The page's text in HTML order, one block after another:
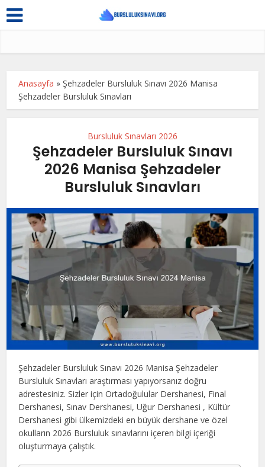
Anasayfa »Şehzadeler Bursluluk Sınavı 2026 Manisa
Şehzadeler Bursluluk Sınavları
Bursluluk Sınavları 2026
Şehzadeler Bursluluk Sınavı
2026 Manisa Şehzadeler
Bursluluk Sınavları
Şehzadeler Bursluluk Sınavı 2026 Manisa Şehzadeler
Bursluluk Sınavları araştırması yapıyorsanız doğru
adrestesiniz. Sizler için Ortadoğulular Dershanesi, Final
Dershanesi, Sınav Dershanesi, Uğur Dershanesi , Kültür
Dershanesi gibi ülkemizdeki en büyük dershane ve özel
okulların 2026 Bursluluk sınavlarını içeren bilgi içeriği
oluşturmaya çalıştık.